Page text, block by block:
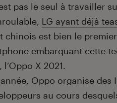
pas le seul à travailler
LG ayant déjà
chinois est bien le
embarquant cette
X 2021.
Oppo organise des
au cours